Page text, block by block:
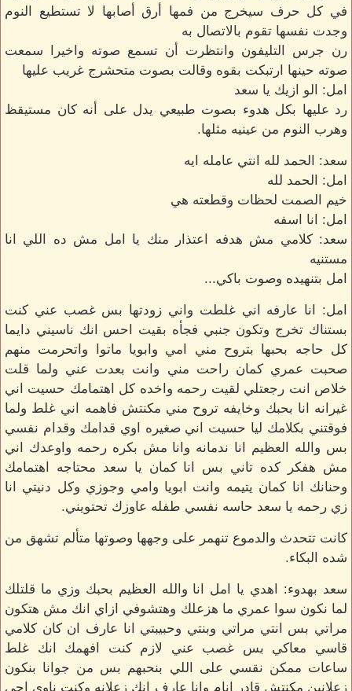
في كل حرف سيخرج من فمها أرق أصابها لا تستطيع النوم
وجدت نفسها تقوم بالاتصال به
رن جرس التليفون وانتظرت أن تسمع صوته واخيرا سمعت
صوته حينها ارتبكت بقوه وقالت بصوت متحشرج غريب عليها
امل: الو ازيك يا سعد
رد عليها بكل هدوء بصوت طبيعي يدل على أنه كان مستيقظ
وهرب النوم من عينيه مثلها.
سعد: الحمد لله انتي عامله ايه
امل: الحمد لله
خيم الصمت لحظات وقطعته هي
امل: انا اسفه
سعد: كلامي مش هدفه اعتذار منك يا امل مش ده اللي انا
مستنيه
امل بتنهيده وصوت باكي...
امل: انا عارفه اني غلطت واني زودتها بس غصب عني كنت
بستناك تخرج وتكون جنبي فجأه بقيت احس انك ناسيني دايما
كل حاجه بحبها بتروح مني امي وابويا ماتوا واتحرمت منهم
صحبت عمري كمان راحت مني وانت بعدت عني ولما قلت
خلاص انت رجعتلي لقيت رحمه واخده كل اهتمامك حسيت اني
غيرانه انا بحبك وخايفه تروح مني مكنتش فاهمه اني غلط ولما
فوقتني بكلامك ليا حسيت اني صغيره اوي قدامك وقدام نفسي
بس والله العظيم انا ندمانه وانا مش بكره رحمه واوعدك اني
مش هفكر كده تاني بس انا كمان يا سعد محتاجه اهتمامك
وحنانك انا كمان يتيمه وانت ابويا وامي وجوزي وكل دنيتي انا
زي رحمه يا سعد حاسه نفسي طفله عاوزك تحتويني.
كانت تتحدث والدموع تنهمر على وجهها وصوتها متألم تشهق من
شده البكاء.
سعد بهدوء: اهدي يا امل انا والله العظيم بحبك وزي ما قلتلك
لما نكون سوا عمري ما هزعلك وهتشوفي ازاي انك مش هتكون
مراتي بس انتي مراتي وبنتي وحبيبتي انا عارف ان كان كلامي
قاسي معاكي بس غصب عني لازم كنت افهمك انك غلط
ساعات ممكن نقسي على اللي بنحبهم بس من جوانا بنكون
زعلانين مكنتش قادر انام وانا عارف انك زعلانه وكنت ناوي اجي